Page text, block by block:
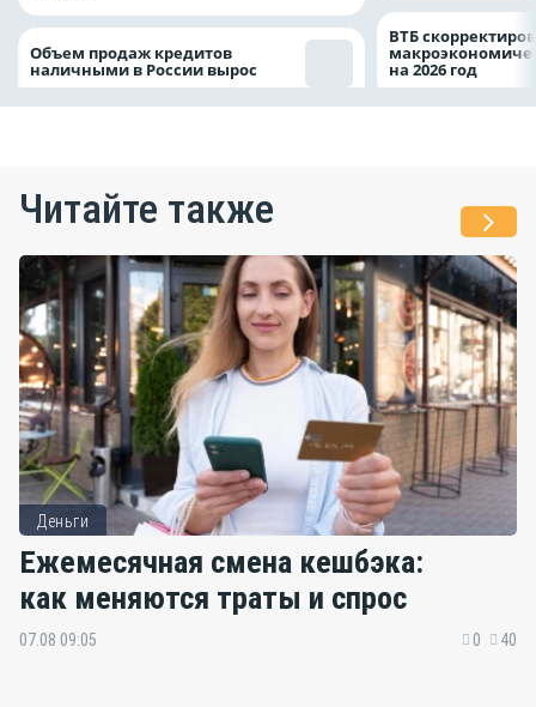
Объем продаж кредитов
наличными в России вырос
ВТБ
на 2026 год
Читайте также
Деньги
Ежемесячная смена кешбэка:
как меняются траты и спрос
07.08 09:05 0 40